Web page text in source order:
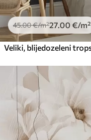
45.00€/m²27 .00 €/m²